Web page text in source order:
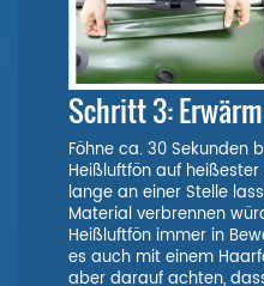
Schritt 3:
Föhne ca. 30 Sekunden
Heißluftfön auf
lange an einer Stelle
Material verbrennen
Heißluftfön immer in
es auch mit einem
aber darauf achten,